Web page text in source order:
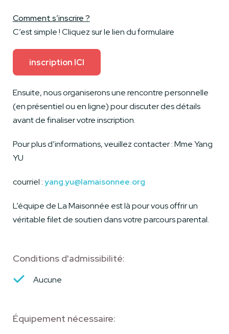
Comment s’inscrire ?
C’est simple ! Cliquez sur le lien du formulaire
inscription ICI
Ensuite, nous organiserons une rencontre personnelle
(en présentiel ou en ligne) pour discuter des détails
avant de finaliser votre inscription.
Pour plus d’informations, veuillez contacter : Mme Yang
YU
courriel :yang.yu@lamaisonnee.org
L’équipe de La Maisonnée est là pour vous offrir un
véritable filet de soutien dans votre parcours parental.
Conditions d'admissibilité:
Aucune
Équipement nécessaire: